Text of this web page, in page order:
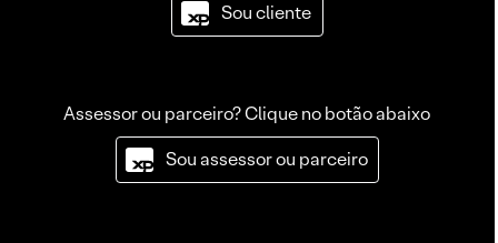
Sou cliente
Assessor ou parceiro? Clique no botão abaixo
Sou assessor ou parceiro